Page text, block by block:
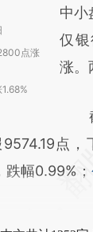
点涨
中小
仅
涨。
截
9574.19点，
跌幅0.99%；